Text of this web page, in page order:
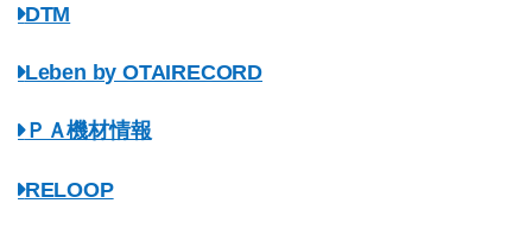
DTM
Leben by OTAIRECORD
ＰＡ機材情報
RELOOP